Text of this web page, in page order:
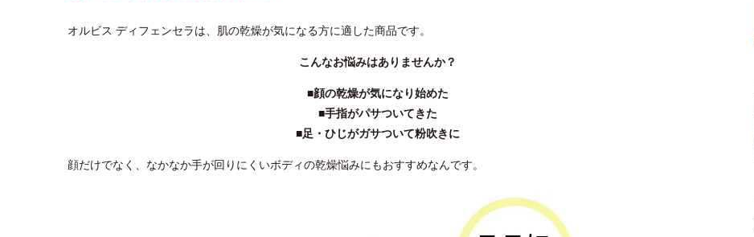
オルビス ディフェンセラは、肌の乾燥が気になる方に適した商品です。
こんなお悩みはありませんか？
■顔の乾燥が気になり始めた
■手指がパサついてきた
■足・ひじがガサついて粉吹きに
顔だけでなく、なかなか手が回りにくいボディの乾燥悩みにもおすすめなんです。